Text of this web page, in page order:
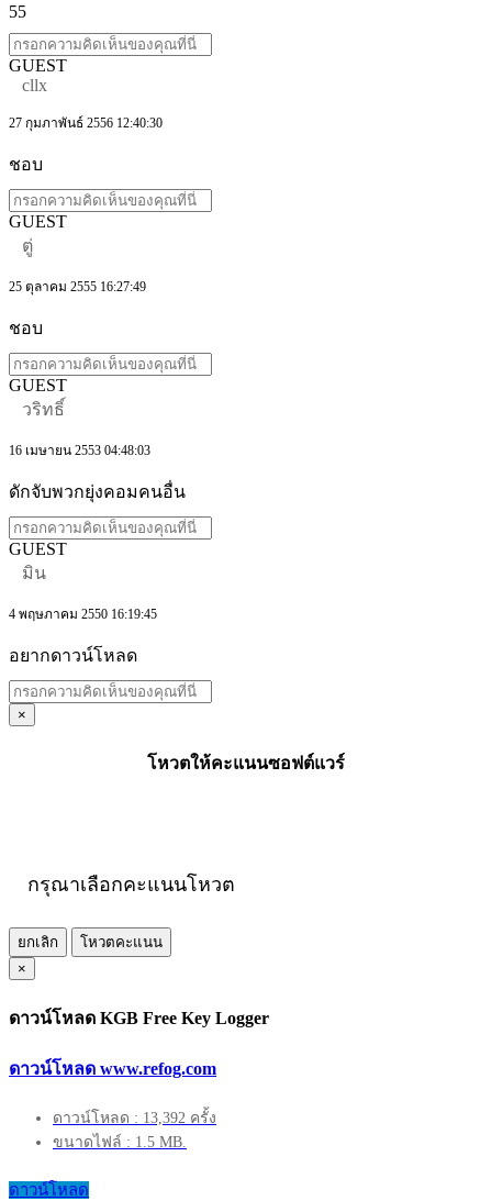
55
GUEST
cllx
27 กุมภาพันธ์ 2556 12:40:30
ชอบ
GUEST
ตู่
25 ตุลาคม 2555 16:27:49
ชอบ
GUEST
วริทธิ์
16 เมษายน 2553 04:48:03
ดักจับพวกยุ่งคอมคนอื่น
GUEST
มิน
4 พฤษภาคม 2550 16:19:45
อยากดาวน์โหลด
×
โหวตให้คะแนนซอฟต์แวร์
กรุณาเลือกคะแนนโหวต
ยกเลิก
โหวตคะแนน
×
ดาวน์โหลด KGB Free Key Logger
ดาวน์โหลด www.refog.com
ดาวน์โหลด : 13,392 ครั้ง
ขนาดไฟล์ : 1.5 MB.
ดาวน์โหลด